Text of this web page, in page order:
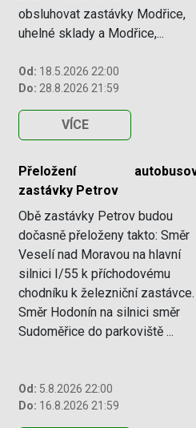
obsluhovat zastávky Modřice,
uhelné sklady a Modřice,...
Od: 18.5.2026 22:00
Do: 28.8.2026 21:59
VÍCE
Přeložení
zastávky Petrov
Obě zastávky Petrov budou
dočasně přeloženy takto: Směr
Veselí nad Moravou na hlavní
silnici I/55 k příchodovému
chodníku k železniční zastávce.
Směr Hodonín na silnici směr
Sudoměřice do parkoviště ...
Od: 5.8.2026 22:00
Do: 16.8.2026 21:59